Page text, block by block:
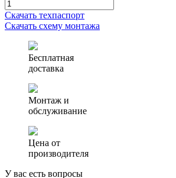
Скачать техпаспорт
Скачать схему монтажа
Бесплатная
доставка
Монтаж и
обслуживание
Цена от
производителя
У вас есть вопросы